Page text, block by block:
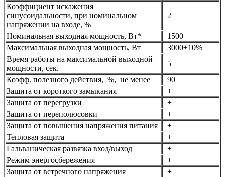
Коэффициент искажения
синусоидальности, при номинальном
напряжении на входе, %
2
Номинальная выходная мощность, Вт*
1500
Максимальная выходная мощность, Вт
3000±10%
Время работы на максимальной выходной
мощности, сек.
5
Коэфф. полезного действия, %, не менее
90
Защита от короткого замыкания
+
Защита от перегрузки
+
Защита от переполюсовки
+
Защита от повышения напряжения питания
+
Тепловая защита
+
Гальваническая развязка вход/выход
+
Режим энергосбережения
+
Защита от встречного напряжения
+